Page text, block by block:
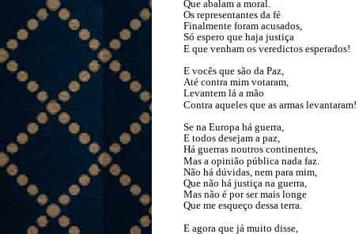
Que abalam a moral.
Os representantes da fé
Finalmente foram acusados,
Só espero que haja justiça
E que venham os veredictos esperados!
E vocês que são da Paz,
Até contra mim votaram,
Levantem lá a mão
Contra aqueles que as armas levantaram!
Se na Europa há guerra,
E todos desejam a paz,
Há guerras noutros continentes,
Mas a opinião pública nada faz.
Não há dúvidas, nem para mim,
Que não há justiça na guerra,
Mas não é por ser mais longe
Que me esqueço dessa terra.
E agora que já muito disse,